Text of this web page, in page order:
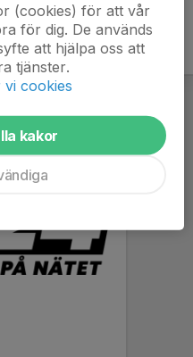
(cookies) för att vår
för dig. De används
att hjälpa oss att
tjänster.
vi cookies
kakor